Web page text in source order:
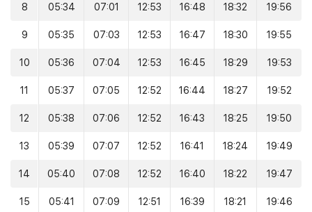
8 05:34 07:01 12:53 16:48 18:32 19:56
9 05:35 07:03 12:53 16:47 18:30 19:55
10 05:36 07:04 12:53 16:45 18:29 19:53
11 05:37 07:05 12:52 16:44 18:27 19:52
12 05:38 07:06 12:52 16:43 18:25 19:50
13 05:39 07:07 12:52 16:41 18:24 19:49
14 05:40 07:08 12:52 16:40 18:22 19:47
15 05:41 07:09 12:51 16:39 18:21 19:46